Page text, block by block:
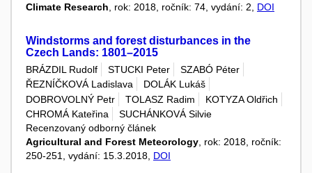
Climate Research , rok: 2018, ročník: 74, vydání: 2, DOI
Windstorms and forest disturbances in the
Czech Lands: 1801–2015
BRÁZDIL Rudolf STUCKI Peter
SZABÓ Péter
ŘEZNÍČKOVÁ Ladislava
DOLÁK Lukáš
DOBROVOLNÝ Petr
TOLASZ Radim
KOTYZA Oldřich
CHROMÁ Kateřina
SUCHÁNKOVÁ Silvie
Recenzovaný odborný článek
Agricultural and Forest Meteorology , rok: 2018, ročník:
250-251, vydání: 15.3.2018, DOI